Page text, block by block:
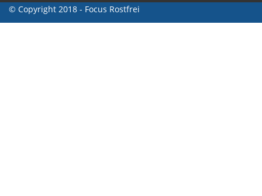
© Copyright 2018 - Focus Rostfrei